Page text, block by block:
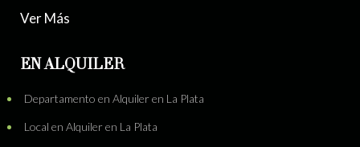
Ver Más
EN ALQUILER
Departamento en Alquiler en La Plata
Local en Alquiler en La Plata